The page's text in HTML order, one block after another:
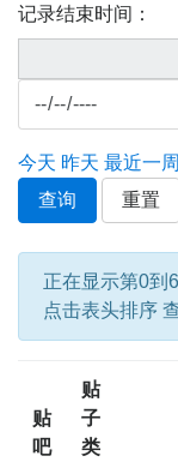
记录结束时间：
今天 昨天 最近一周
查询
重置
正在显示第0到
点击表头排序
贴
吧
贴
子
类